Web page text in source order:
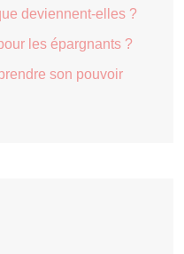
deviennent-elles ?
les épargnants ?
son pouvoir